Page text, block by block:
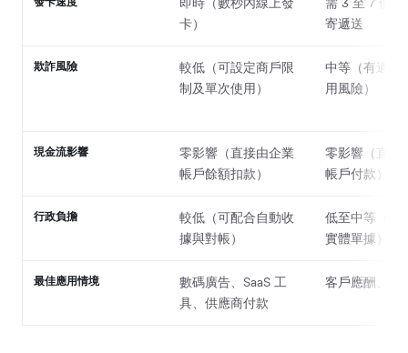
卡）
寄遞送
欺詐風險
較低（可設定商戶限
制及單次使用）
中等（有遺失
用風險）
現金流影響
零影響（直接由企業
帳戶餘額扣款）
零影響（直接
帳戶付款）
行政負擔
較低（可配合自動收
據與對帳）
低至中等（仍
實體單據）
最佳應用情境
數碼廣告、SaaS 工
具、供應商付款
客戶應酬、日